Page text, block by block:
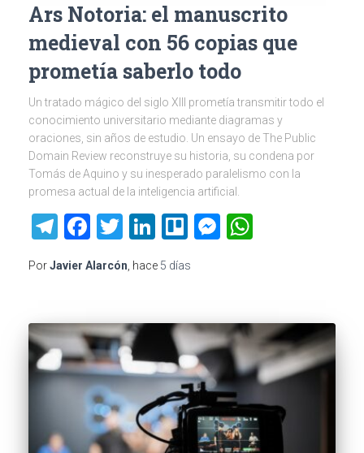
Ars Notoria: el manuscrito
medieval con 56 copias que
prometía saberlo todo
Un tratado mágico del siglo XIII prometía transmitir todo el
conocimiento universitario mediante diagramas y
oraciones, sin años de estudio. Un ensayo de The Public
Domain Review reconstruye su historia, su condena por
Tomás de Aquino y su inesperado paralelismo con la
promesa actual de la inteligencia artificial.
Telegram
Facebook
Twitter
LinkedIn
TrelloMessenger
PorJavier Alarcón , hace 5 días